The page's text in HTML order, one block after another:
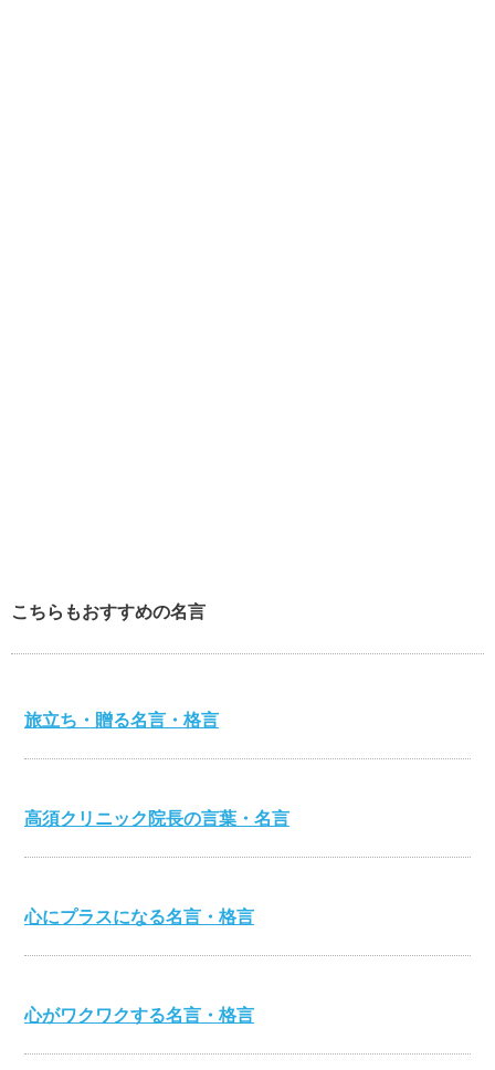
こちらもおすすめの名言
旅立ち・贈る名言・格言
高須クリニック院長の言葉・名言
心にプラスになる名言・格言
心がワクワクする名言・格言